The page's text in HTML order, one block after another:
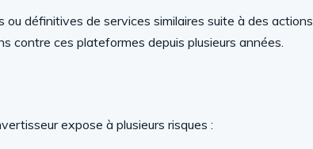
ou définitives de services similaires suite à des actions
contre ces plateformes depuis plusieurs années.
expose à plusieurs risques :